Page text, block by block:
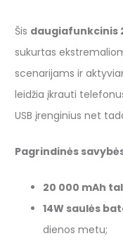
Šis daugiafunkcinis
sukurtas
scenarijams ir
leidžia įkrauti
USB įrenginius net
Pagrindinės
20 000 mAh
14W saulės
dienos metu;